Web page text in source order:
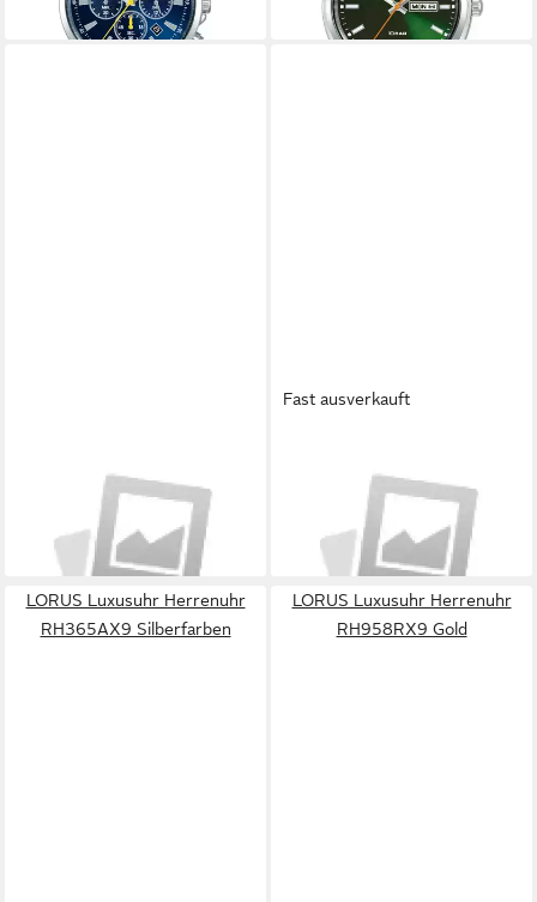
lieferbar in 4 Wochen
Luxusuhr Uhren Mod.
R2333Qx9
lieferbar in 3 Wochen
Fast ausverkauft
Luxusuhr Uhren Mod.
R2335Qx9
lieferbar in 3 Wochen
LORUS Luxusuhr Herrenuhr
RH365AX9 Silberfarben
LORUS Luxusuhr Herrenuhr
RH958RX9 Gold